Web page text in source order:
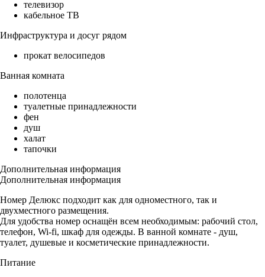
телевизор
кабельное ТВ
Инфраструктура и досуг рядом
прокат велосипедов
Ванная комната
полотенца
туалетные принадлежности
фен
душ
халат
тапочки
Дополнительная информация
Дополнительная информация
Номер Делюкс подходит как для одноместного, так и
двухместного размещения.
Для удобства номер оснащён всем необходимым: рабочий стол,
телефон, Wi-fi, шкаф для одежды. В ванной комнате - душ,
туалет, душевые и косметические принадлежности.
Питание